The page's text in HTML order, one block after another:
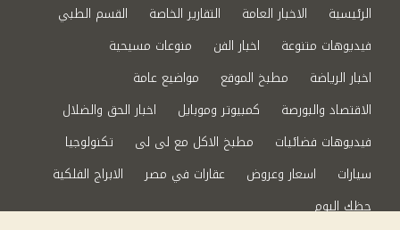
الرئيسية الاخبار العامة التقارير الخاصة
القسم الطبي
فيديوهات متنوعة
اخبار الفن
منوعات مسيحية
اخبار الرياضة
مطبخ الموقع
مواضيع عامة
الاقتصاد والبورصة
كمبيوتر وموبايل
اخبار الحق والضلال
فيديوهات فضائيات
مطبخ الاكل مع لى لى
تكنولوجيا
سيارات
اسعار وعروض عقارات في مصر
الابراج الفلكية
حظك اليوم